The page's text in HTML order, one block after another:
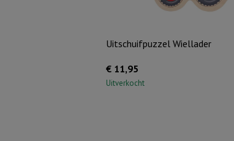
Uitschuifpuzzel Wiellader
€ 11,95
Uitverkocht